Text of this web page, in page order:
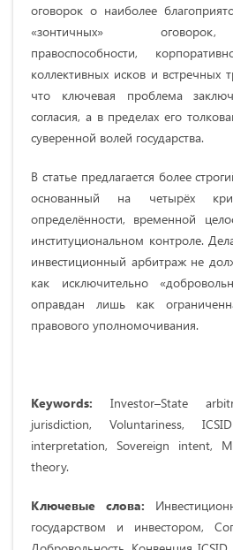
оговорок о наиболее
«зонтичных» оговорок,
правоспособности,
коллективных исков и встречных
что ключевая проблема
согласия, а в пределах его
суверенной волей государства.
В статье предлагается более
основанный на четырёх
определённости, временной
институциональном контроле.
инвестиционный арбитраж не
как исключительно
оправдан лишь как
правового уполномочивания.
Keywords: Investor–State
jurisdiction, Voluntariness,
interpretation, Sovereign intent,
theory.
Ключевые слова:
государством и инвестором,